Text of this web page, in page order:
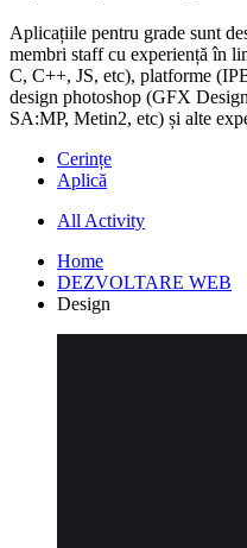
Aplicațiile pentru grade sunt
membri staff cu experiență în
C, C++, JS, etc), platforme
design photoshop (GFX
SA:MP, Metin2, etc) și alte
Cerințe
Aplică
All Activity
Home
DEZVOLTARE WEB
Design